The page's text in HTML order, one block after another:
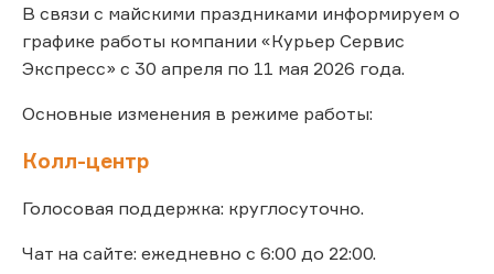
В связи с майскими праздниками информируем о
графике работы компании «Курьер Сервис
Экспресс» с 30 апреля по 11 мая 2026 года.
Основные изменения в режиме работы:
Колл-центр
Голосовая поддержка: круглосуточно.
Чат на сайте: ежедневно с 6:00 до 22:00.